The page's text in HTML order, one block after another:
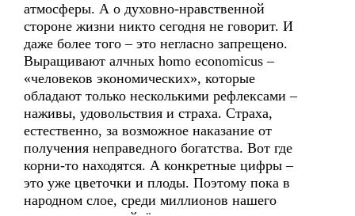
атмосферы. А о духовно-нравственной
стороне жизни никто сегодня не говорит. И
даже более того – это негласно запрещено.
Выращивают алчных homo economicus –
«человеков экономических», которые
обладают только несколькими рефлексами –
наживы, удовольствия и страха. Страха,
естественно, за возможное наказание от
получения неправедного богатства. Вот где
корни-то находятся. А конкретные цифры –
это уже цветочки и плоды. Поэтому пока в
народном слое, среди миллионов нашего